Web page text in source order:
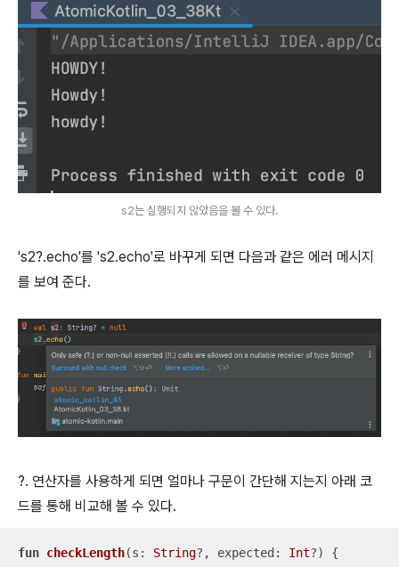
s2는 실행되지 않았음을 볼 수 있다.
's2?.echo'를 's2.echo'로 바꾸게 되면 다음과 같은 에러 메시지
를 보여 준다.
?. 연산자를 사용하게 되면 얼마나 구문이 간단해 지는지 아래 코
드를 통해 비교해 볼 수 있다.
fun checkLength(s: String?, expected: Int?)
{